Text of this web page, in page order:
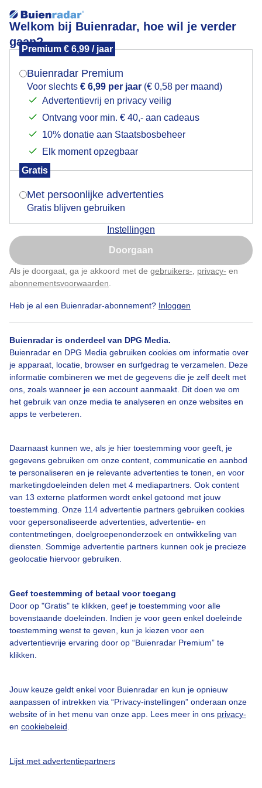
Welkom bij Buienradar, hoe wil je verder
gaan?
Premium € 6,99 / jaar
Buienradar Premium
Voor slechts € 6,99 per jaar (€ 0,58 per maand)
Advertentievrij en privacy veilig
Ontvang voor min. € 40,- aan cadeaus
10% donatie aan Staatsbosbeheer
Elk moment opzegbaar
Gratis
Met persoonlijke advertenties
Gratis blijven gebruiken
Instellingen
Doorgaan
Als je doorgaat, ga je akkoord met de gebruikers- privacy- en
abonnementsvoorwaarden
Heb je al een Buienradar-abonnement? Inloggen
Buienradar is onderdeel van DPG Media.
Buienradar en DPG Media gebruiken cookies om informatie over
je apparaat, locatie, browser en surfgedrag te verzamelen. Deze
informatie combineren we met de gegevens die je zelf deelt met
ons, zoals wanneer je een account aanmaakt. Dit doen we om
het gebruik van onze media te analyseren en onze websites en
apps te verbeteren.
Daarnaast kunnen we, als je hier toestemming voor geeft, je
gegevens gebruiken om onze content, communicatie en aanbod
te personaliseren en je relevante advertenties te tonen, en voor
marketingdoeleinden delen met 4 mediapartners. Ook content
van 13 externe platformen wordt enkel getoond met jouw
toestemming. Onze 114 advertentie partners gebruiken cookies
voor gepersonaliseerde advertenties, advertentie- en
contentmetingen, doelgroepenonderzoek en ontwikkeling van
diensten. Sommige advertentie partners kunnen ook je precieze
geolocatie hiervoor gebruiken.
Geef toestemming of betaal voor toegang
Door op "Gratis" te klikken, geef je toestemming voor alle
bovenstaande doeleinden. Indien je voor geen enkel doeleinde
toestemming wenst te geven, kun je kiezen voor een
advertentievrije ervaring door op “Buienradar Premium” te
klikken.
Jouw keuze geldt enkel voor Buienradar en kun je opnieuw
aanpassen of intrekken via “Privacy-instellingen” onderaan onze
website of in het menu van onze app. Lees meer in ons privacy-
en cookiebeleid
Lijst met advertentiepartners
Een afwisselende lucht boven Hardenberg
Door: Tonny de Vries Gemaakt: 09-05-2026, 17x bekeken
Een moment geduld aub...
Over Buienradar
Bedrijfsgegevens
Veelgestelde vragen
Contact
Gebruikersvoorwaarden
Adverteren
Buienradar Team
Privacy beleid
Privacy instellingen
Gratis weerdata
Buienradar
Mogen we je locatie gebruiken voor het
Indien je hier nog geen akkoord op hebt gegeven,
verschijnt er zo een pop-up uit je browser waarin
Is goed, toon de popup
Nu niet, misschien later
Klik hierom dit aan te passen